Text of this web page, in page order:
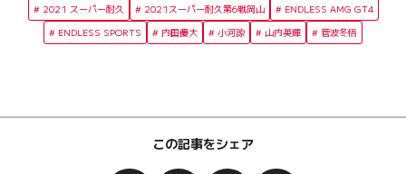
2021 スーパー耐久 2021スーパー耐久第6戦岡山
ENDLESS AMG GT4
ENDLESS SPORTS
内田優大 小河諒 山内英輝 菅波冬悟
この記事をシェア